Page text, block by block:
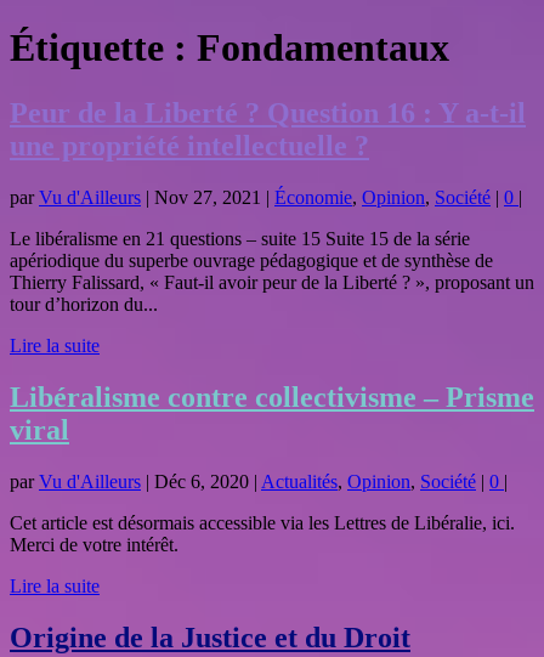
Étiquette : Fondamentaux
Peur de la Liberté ? Question 16 : Y a-t-il
une propriété intellectuelle ?
parVu d'Ailleurs | Nov 27, 2021 | Économie, Opinion, Société | 0 |
Le libéralisme en 21 questions – suite 15 Suite 15 de la série
apériodique du superbe ouvrage pédagogique et de synthèse de
Thierry Falissard, « Faut-il avoir peur de la Liberté ? », proposant un
tour d’horizon du...
Lire la suite
Libéralisme contre collectivisme – Prisme
viral
parVu d'Ailleurs | Déc 6, 2020 | Actualités, Opinion, Société | 0 |
Cet article est désormais accessible via les Lettres de Libéralie, ici.
Merci de votre intérêt.
Lire la suite
Origine de la Justice et du Droit